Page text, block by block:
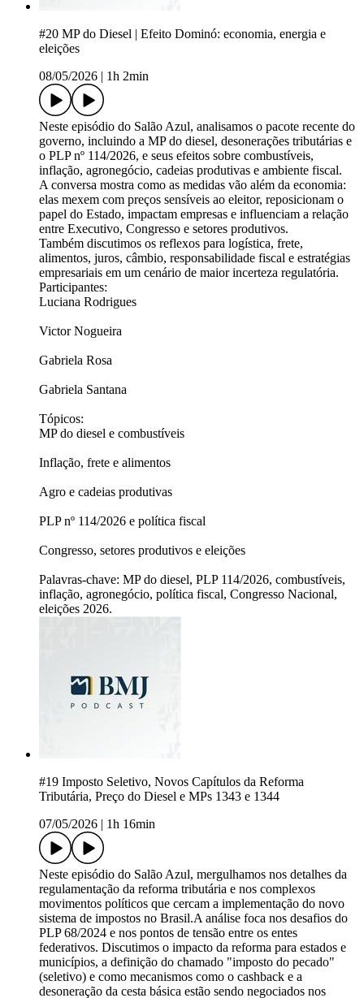
#20 MP do Diesel | Efeito Dominó: economia, energia e
eleições
08/05/2026
1h 2min
Neste episódio do Salão Azul, analisamos o pacote recente do
governo, incluindo a MP do diesel, desonerações tributárias e
o PLP nº 114/2026, e seus efeitos sobre combustíveis,
inflação, agronegócio, cadeias produtivas e ambiente fiscal.
A conversa mostra como as medidas vão além da economia:
elas mexem com preços sensíveis ao eleitor, reposicionam o
papel do Estado, impactam empresas e influenciam a relação
entre Executivo, Congresso e setores produtivos.
Também discutimos os reflexos para logística, frete,
alimentos, juros, câmbio, responsabilidade fiscal e estratégias
empresariais em um cenário de maior incerteza regulatória.
Participantes:
Luciana Rodrigues
Victor Nogueira
Gabriela Rosa
Gabriela Santana
Tópicos:
MP do diesel e combustíveis
Inflação, frete e alimentos
Agro e cadeias produtivas
PLP nº 114/2026 e política fiscal
Congresso, setores produtivos e eleições
Palavras-chave: MP do diesel, PLP 114/2026, combustíveis,
inflação, agronegócio, política fiscal, Congresso Nacional,
eleições 2026.
#19 Imposto Seletivo, Novos Capítulos da Reforma
Tributária, Preço do Diesel e MPs 1343 e 1344
07/05/2026
1h 16min
Neste episódio do Salão Azul, mergulhamos nos detalhes da
regulamentação da reforma tributária e nos complexos
movimentos políticos que cercam a implementação do novo
sistema de impostos no Brasil.A análise foca nos desafios do
PLP 68/2024 e nos pontos de tensão entre os entes
federativos. Discutimos o impacto da reforma para estados e
municípios, a definição do chamado "imposto do pecado"
(seletivo) e como mecanismos como o cashback e a
desoneração da cesta básica estão sendo negociados nos